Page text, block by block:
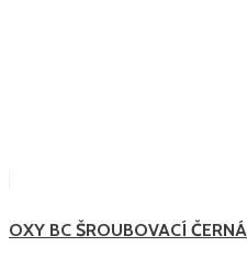
OXY BC ŠROUBOVACÍ ČERNÁ